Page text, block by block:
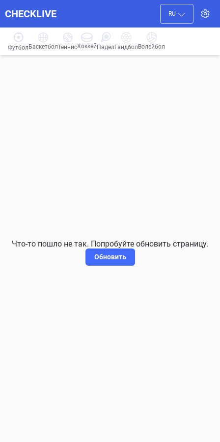
CHECKLIVE RU
Футбол БаскетболТеннисХоккей ПаделГандбол Волейбол
Что-то пошло не так. Попробуйте обновить страницу.
Обновить